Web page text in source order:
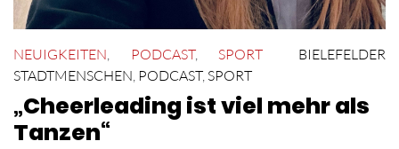
NEUIGKEITEN PODCAST, SPORT
BIELEFELDER
STADTMENSCHEN PODCAST, SPORT
„Cheerleading ist viel mehr als
Tanzen“